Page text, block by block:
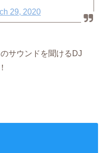
29, 2020
サウンドを聞けるDJ